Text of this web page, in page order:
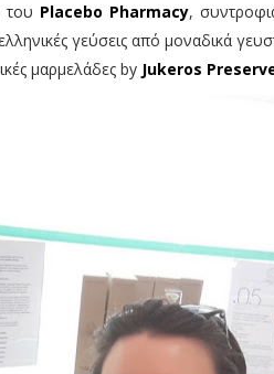
Placebo Pharmacy,
γεύσεις από μοναδικά
μαρμελάδες by Jukeros